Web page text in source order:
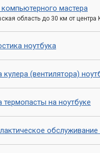
отверстий
Мастере» мы
Это не просто
разборка ноутбука:
для доступа к
мастера
область до 30 км от центра
ноутбука
кулера (вентилятора)
термопасты на ноутбуке
обслуживание